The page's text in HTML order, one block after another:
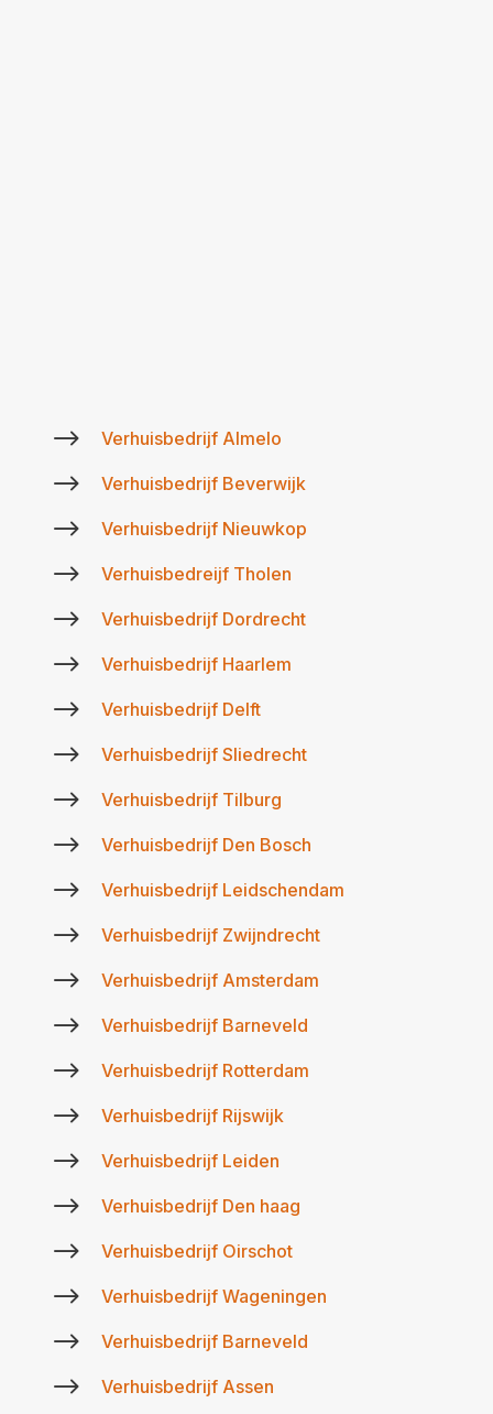
$ Verhuisbedrijf Almelo
$ Verhuisbedrijf Beverwijk
$ Verhuisbedrijf Nieuwkop
$ Verhuisbedreijf Tholen
$ Verhuisbedrijf Dordrecht
$ Verhuisbedrijf Haarlem
$ Verhuisbedrijf Delft
$ Verhuisbedrijf Sliedrecht
$ Verhuisbedrijf Tilburg
$ Verhuisbedrijf Den Bosch
$ Verhuisbedrijf Leidschendam
$ Verhuisbedrijf Zwijndrecht
$ Verhuisbedrijf Amsterdam
$ Verhuisbedrijf Barneveld
$ Verhuisbedrijf Rotterdam
$ Verhuisbedrijf Rijswijk
$ Verhuisbedrijf Leiden
$ Verhuisbedrijf Den haag
$ Verhuisbedrijf Oirschot
$ Verhuisbedrijf Wageningen
$ Verhuisbedrijf Barneveld
$ Verhuisbedrijf Assen